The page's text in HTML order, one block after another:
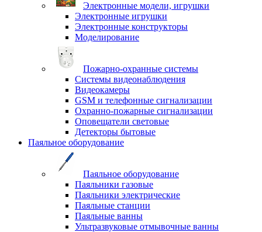
Электронные модели, игрушки
Электронные игрушки
Электронные конструкторы
Моделирование
Пожарно-охранные системы
Системы видеонаблюдения
Видеокамеры
GSM и телефонные сигнализации
Охранно-пожарные сигнализации
Оповещатели световые
Детекторы бытовые
Паяльное оборудование
Паяльное оборудование
Паяльники газовые
Паяльники электрические
Паяльные станции
Паяльные ванны
Ультразвуковые отмывочные ванны